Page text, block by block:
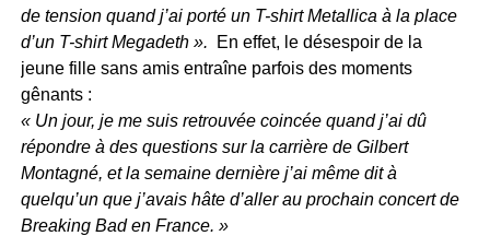
de tension quand j’ai porté un T-shirt Metallica à la place
d’un T-shirt Megadeth ».
En effet, le désespoir de la
jeune fille sans amis entraîne parfois des moments
gênants :
« Un jour, je me suis retrouvée coincée quand j’ai dû
répondre à des questions sur la carrière de Gilbert
Montagné, et la semaine dernière j’ai même dit à
quelqu’un que j’avais hâte d’aller au prochain concert de
Breaking Bad en France. »